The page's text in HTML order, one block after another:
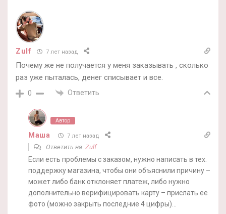
Zulf 7 лет назад
Почему же не получается у меня заказывать , сколько
раз уже пыталась, денег списывает и все.
0 Ответить
Автор
Маша 7 лет назад
Ответить на Zulf
Если есть проблемы с заказом, нужно написать в тех.
поддержку магазина, чтобы они объяснили причину –
может либо банк отклоняет платеж, либо нужно
дополнительно верифицировать карту – прислать ее
фото (можно закрыть последние 4 цифры)…